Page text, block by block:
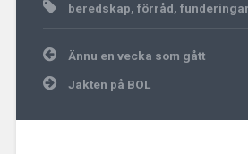
beredskap, förråd, funderingar
Inläggsnavigering
Ännu en vecka som gått
Jakten på BOL